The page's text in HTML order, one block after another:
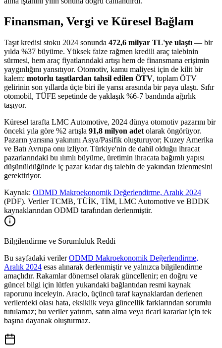
Finansman, Vergi ve Küresel Bağlam
Taşıt kredisi stoku 2024 sonunda 472,6 milyar TL'ye ulaştı — bir
yılda %37 büyüme. Yüksek faize rağmen kredili araç talebinin
sürmesi, hem araç fiyatlarındaki artışı hem de finansmana erişimin
yaygınlığını yansıtıyor. Otomotiv, kamu maliyesi için de kilit bir
kalem: motorlu taşıtlardan tahsil edilen ÖTV, toplam ÖTV
gelirinin son yıllarda üçte biri ile yarısı arasında bir paya ulaştı. Sıfır
otomobil, TÜFE sepetinde de yaklaşık %6-7 bandında ağırlık
taşıyor.
Küresel tarafta LMC Automotive, 2024 dünya otomotiv pazarını bir
önceki yıla göre %2 artışla 91,8 milyon adet olarak öngörüyor.
Pazarın yarısına yakınını Asya/Pasifik oluşturuyor; Kuzey Amerika
ve Batı Avrupa onu izliyor. Türkiye'nin de dahil olduğu ihracat
pazarlarındaki bu ılımlı büyüme, üretimin ihracata bağımlı yapısı
düşünüldüğünde iç pazar kadar dış talebin de yakından izlenmesini
gerektiriyor.
Kaynak: ODMD Makroekonomik Değerlendirme, Aralık 2024
(PDF). Veriler TCMB, TÜİK, TİM, LMC Automotive ve BDDK
kaynaklarından ODMD tarafından derlenmiştir.
Bilgilendirme ve Sorumluluk Reddi
Bu sayfadaki veriler ODMD Makroekonomik Değerlendirme,
Aralık 2024 esas alınarak derlenmiştir ve yalnızca bilgilendirme
amaçlıdır. Rakamlar dönemsel olarak güncellenir; en doğru ve
güncel bilgi için lütfen yukarıdaki bağlantıdan resmi kaynak
raporunu inceleyin. Araclo, üçüncü taraf kaynaklardan derlenen
verilerdeki olası hata, eksiklik veya güncellik farklarından sorumlu
tutulamaz; bu veriler yatırım, satın alma veya ticari kararlar için tek
başına dayanak oluşturmaz.